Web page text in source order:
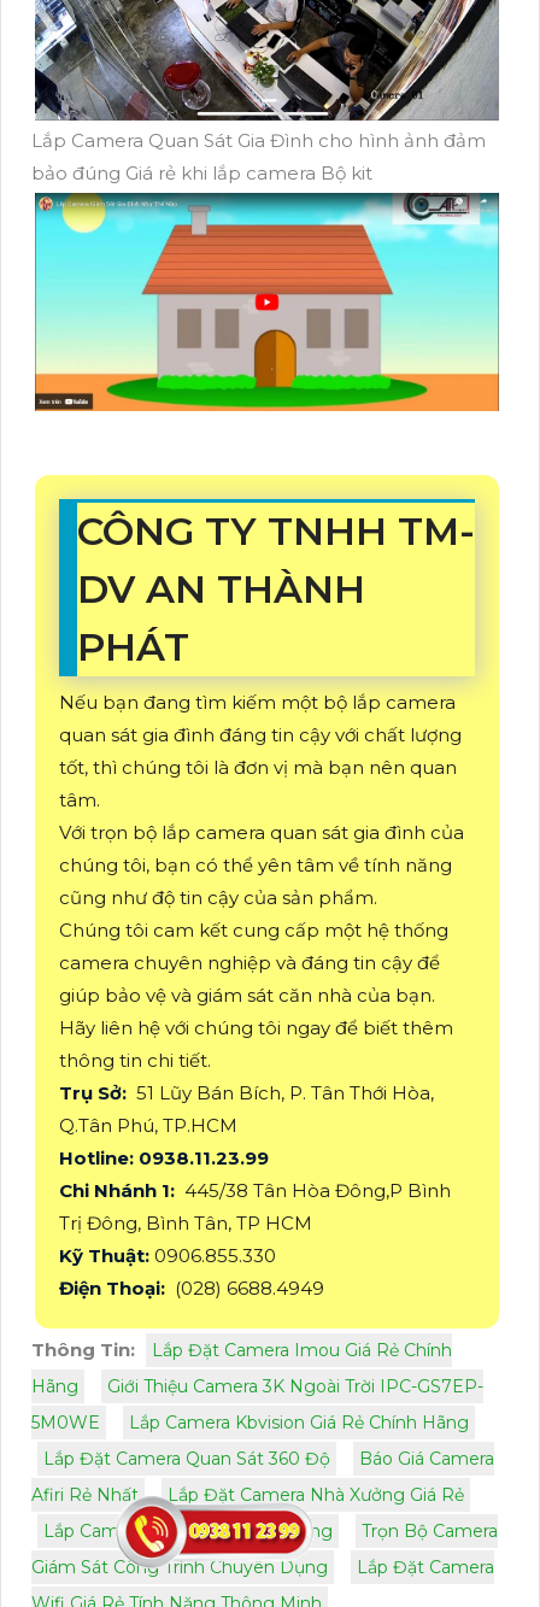
Lắp Camera Quan Sát Gia Đình cho hình ảnh đảm
bảo đúng Giá rẻ khi lắp camera Bộ kit
CÔNG TY TNHH TM-
DV AN THÀNH
PHÁT
Nếu bạn đang tìm kiếm một bộ lắp camera
quan sát gia đình đáng tin cậy với chất lượng
tốt, thì chúng tôi là đơn vị mà bạn nên quan
tâm.
Với trọn bộ lắp camera quan sát gia đình của
chúng tôi, bạn có thể yên tâm về tính năng
cũng như độ tin cậy của sản phẩm.
Chúng tôi cam kết cung cấp một hệ thống
camera chuyên nghiệp và đáng tin cậy để
giúp bảo vệ và giám sát căn nhà của bạn.
Hãy liên hệ với chúng tôi ngay để biết thêm
thông tin chi tiết.
Trụ Sở: 51 Lũy Bán Bích, P. Tân Thới Hòa,
Q.Tân Phú, TP.HCM
Hotline: 0938.11.23.99
Chi Nhánh 1: 445/38 Tân Hòa Đông,P Bình
Trị Đông, Bình Tân, TP HCM
Kỹ Thuật: 0906.855.330
Điện Thoại: (028) 6688.4949
Thông Tin:
Lắp Đặt Camera Imou Giá Rẻ Chính
Hãng
Giới Thiệu Camera 3K Ngoài Trời IPC-GS7EP-
5M0WE
Lắp Camera Kbvision Giá Rẻ Chính Hãng
Lắp Đặt Camera Quan Sát 360 Độ
Báo Giá Camera
Afiri Rẻ Nhất
Lắp Đặt Camera Nhà Xưởng Giá Rẻ
Lắp Camera Giá Rẻ Cho Kho Hàng
Trọn Bộ Camera
Giám Sát Công Trình Chuyên Dụng
Lắp Đặt Camera